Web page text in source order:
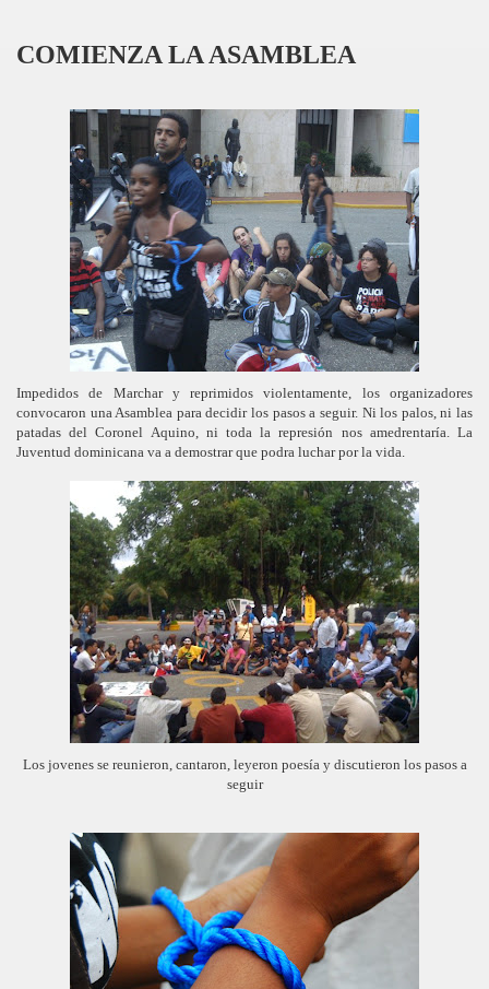
COMIENZA LA ASAMBLEA
Impedidos de Marchar y reprimidos violentamente, los organizadores
convocaron una Asamblea para decidir los pasos a seguir. Ni los palos, ni las
patadas del Coronel Aquino, ni toda la represión nos amedrentaría. La
Juventud dominicana va a demostrar que podra luchar por la vida.
Los jovenes se reunieron, cantaron, leyeron poesía y discutieron los pasos a
seguir